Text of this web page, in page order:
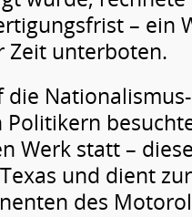
– ein
Zeit unterboten.
Werk statt –
und dient
des